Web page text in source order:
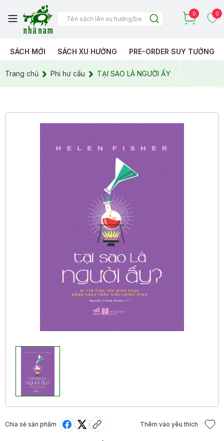
0 0
SÁCH MỚI SÁCH XU HƯỚNG PRE-ORDER SUY TƯỞNG
Trang chủ Phi hư cấu TẠI SAO LÀ NGƯỜI ẤY
Chia sẻ sản phẩm Thêm vào yêu thích